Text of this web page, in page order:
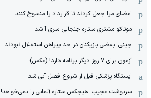
امضای مرا جعل کردند تا قرارداد را منسوخ کنند
موناکو مشتری ستاره جنجالی سری آ شد
چینی: بعضی بازیکنان در حد پیراهن استقلال نبودند
آزمون برای 7 روز دیگر برنامه دارد! (عکس)
ایستگاه پزشکی قبل از شروع فصل آبی شد
سرنوشت عجیب: هیچکس ستاره آلمانی را نمی‌خواهد!